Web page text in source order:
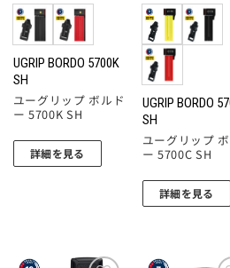
UGRIP BORDO 5700K
SH
ユーグリップ ボルド
ー 5700K SH
詳細を見る
UGRIP BORDO
SH
ユーグリップ
ー 5700C SH
詳細を見る